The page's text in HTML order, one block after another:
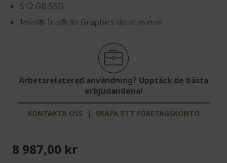
512 GB SSD
Intel® Iris® Xe Graphics delat minne
Arbetsrelaterad användning? Upptäck de bästa
erbjudandena!
KONTAKTA OSS | SKAPA ETT FÖRETAGSKONTO
8 987,00 kr